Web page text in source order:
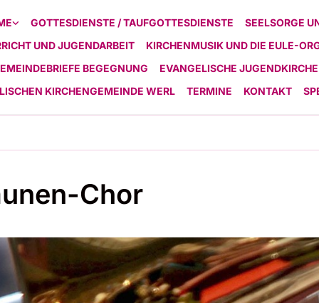
GOTTESDIENSTE / TAUFGOTTESDIENSTE
SEELSORGE
UND JUGENDARBEIT
KIRCHENMUSIK UND DIE EULE-
BEGEGNUNG
EVANGELISCHE
KIRCHENGEMEINDE WERL
TERMINE KONTAKT
Chor